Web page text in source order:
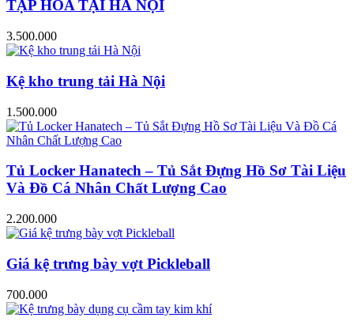
TẠP HÓA TẠI HÀ NỘI
3.500.000
Kệ kho trung tải Hà Nội
1.500.000
Tủ Locker Hanatech – Tủ Sắt Đựng Hồ Sơ Tài Liệu
Và Đồ Cá Nhân Chất Lượng Cao
2.200.000
Giá kệ trưng bày vợt Pickleball
700.000